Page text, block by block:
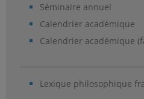
Séminaire annuel
Calendrier académique
Calendrier académique
Lexique philosophique